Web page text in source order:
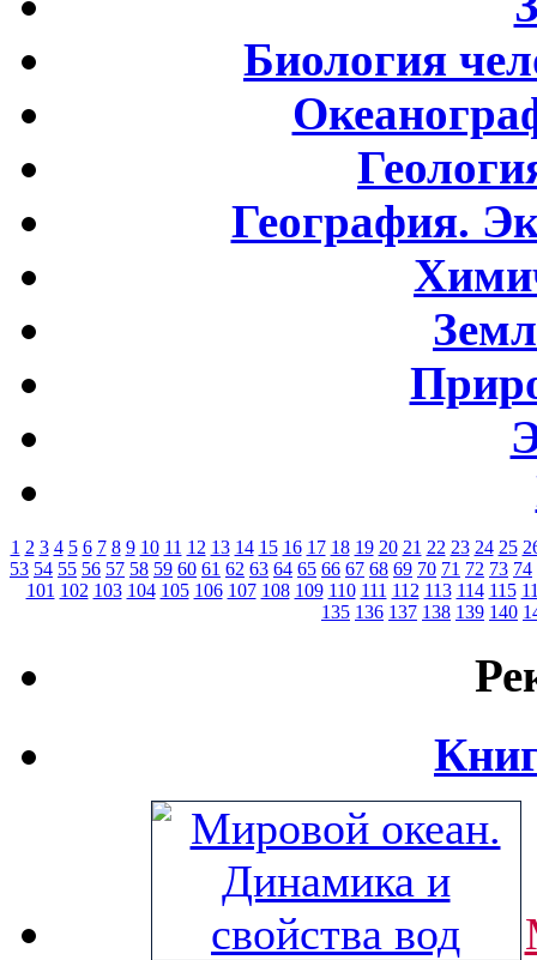
Биология
География.
1 2 3 4 5 6 7 8 9 10 11 12 13 14 15 16 17 18 19 20 21 22 23 24 25
53 54 55 56 57 58 59 60 61 62 63 64 65 66 67 68 69 70 71 72 73 74
101 102 103 104 105 106 107 108 109 110 111 112 113 114 115
135 136 137 138 139 140